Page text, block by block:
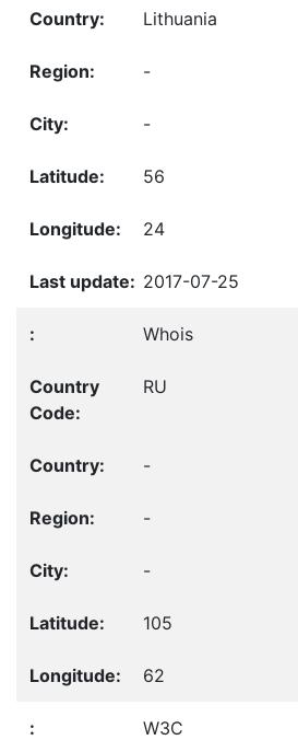
Lithuania
-
-
56
24
2017-07-25
Whois
RU
-
-
-
105
62
W3C